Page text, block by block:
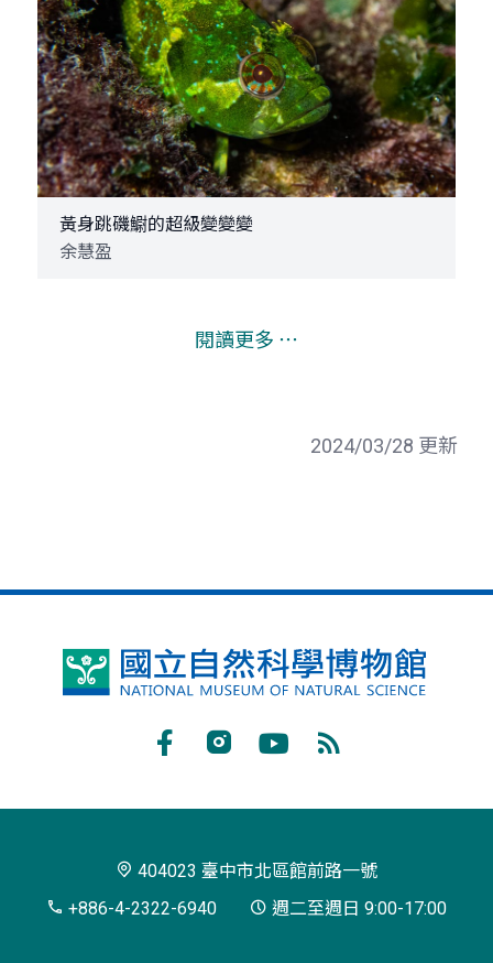
黃身跳磯䲁的超級變變變
余慧盈
閱讀更多 ⋯
2024/03/28 更新
國
博
閱
404023 臺中市北區館前路一號
+886-4-2322-6940
週二至週日 9:00-17:00